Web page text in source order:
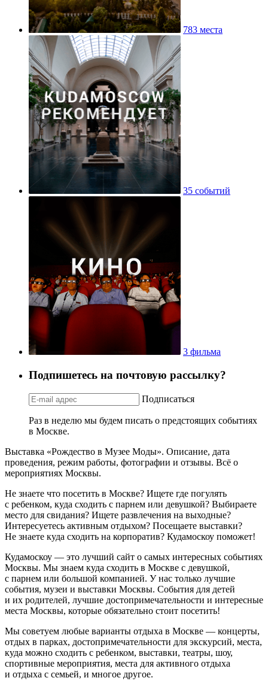
783 места
35 событий
3 фильма
Подпишетесь на почтовую рассылку?
Подписаться
Раз в неделю мы будем писать о предстоящих событиях
в Москве.
Выставка «Рождество в Музее Моды». Описание, дата
проведения, режим работы, фотографии и отзывы. Всё о
мероприятиях Москвы.
Не знаете что посетить в Москве? Ищете где погулять
с ребенком, куда сходить с парнем или девушкой? Выбираете
место для свидания? Ищете развлечения на выходные?
Интересуетесь активным отдыхом? Посещаете выставки?
Не знаете куда сходить на корпоратив? Кудамоскоу поможет!
Кудамоскоу — это лучший сайт о самых интересных событиях
Москвы. Мы знаем куда сходить в Москве с девушкой,
с парнем или большой компанией. У нас только лучшие
события, музеи и выставки Москвы. События для детей
и их родителей, лучшие достопримечательности и интересные
места Москвы, которые обязательно стоит посетить!
Мы советуем любые варианты отдыха в Москве — концерты,
отдых в парках, достопримечательности для экскурсий, места,
куда можно сходить с ребенком, выставки, театры, шоу,
спортивные мероприятия, места для активного отдыха
и отдыха с семьей, и многое другое.